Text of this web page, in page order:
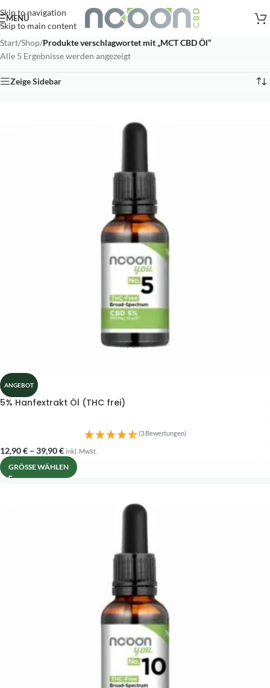
Skip to navigation
Skip to main content
Versandkostenfreie Lieferung nach AT, DE ab
MENÜ
Start/Shop/Produkte verschlagwortet mit „MCT CBD Öl“
Alle 5 Ergebnisse werden angezeigt
Zeige Sidebar
ANGEBOT
5% Hanfextrakt Öl (THC frei)
12,90€ – 39,90€ inkl. MwSt.
GRÖSSE WÄHLEN
(3 Bewertungen)